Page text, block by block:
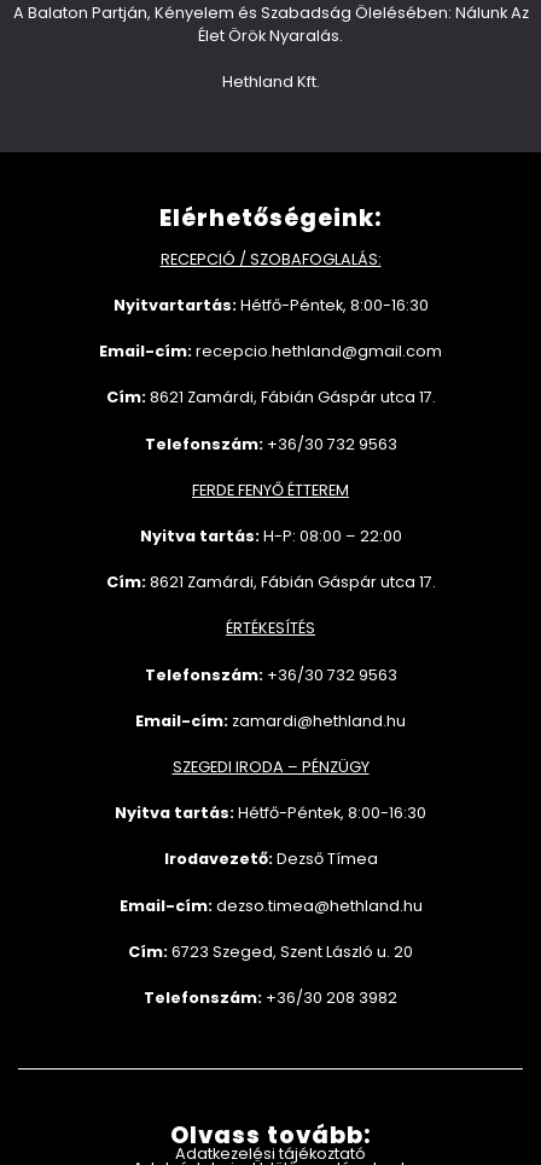
A Balaton Partján, Kényelem és Szabadság Ölelésében: Nálunk Az
Élet Örök Nyaralás.
Hethland Kft.
Elérhetőségeink:
RECEPCIÓ / SZOBAFOGLALÁS:
Nyitvartartás:Hétfő-Péntek, 8:00-16:30
Email-cím:recepcio.hethland@gmail.com
Cím:8621 Zamárdi, Fábián Gáspár utca 17.
Telefonszám: +36/30 732 9563
FERDE FENYŐ ÉTTEREM
Nyitva tartás:H-P: 08:00 – 22:00
Cím:8621 Zamárdi, Fábián Gáspár utca 17.
ÉRTÉKESÍTÉS
Telefonszám: +36/30 7329563
Email-cím: zamardi@hethland.hu
SZEGEDI IRODA – PÉNZÜGY
Nyitva tartás:Hétfő-Péntek, 8:00-16:30
Irodavezető:Dezső Tímea
Email-cím: dezso.timea@hethland.hu
Cím:6723 Szeged, Szent László u. 20
Telefonszám: +36/30 208 3982
Olvass tovább:
Adatkezelési tájékoztató